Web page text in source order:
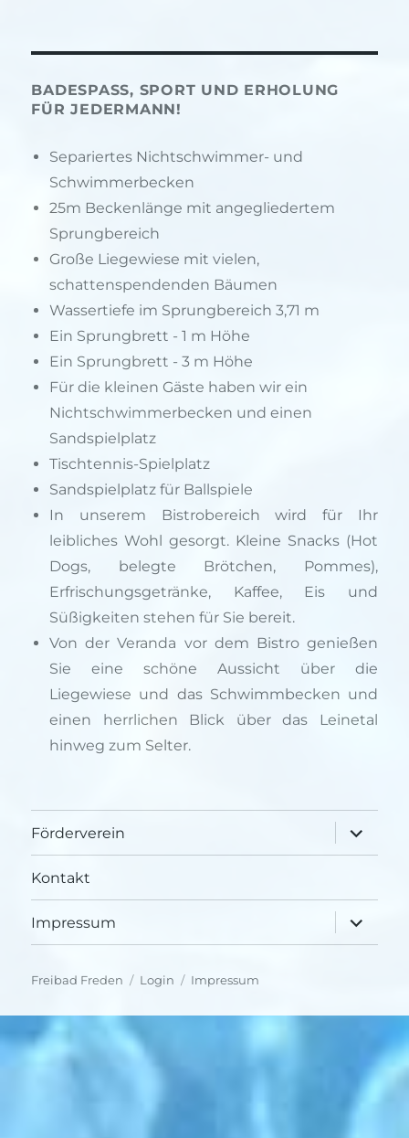
BADESPASS, SPORT UND ERHOLUNG F
ÜR JEDERMANN!
Separiertes Nichtschwimmer- und
Schwimmerbecken
25m Beckenlänge mit angegliedertem
Sprungbereich
Große Liegewiese mit vielen,
schattenspendenden Bäumen
Wassertiefe im Sprungbereich 3,71 m
Ein Sprungbrett - 1 m Höhe
Ein Sprungbrett - 3 m Höhe
Für die kleinen Gäste haben wir ein
Nichtschwimmerbecken und einen
Sandspielplatz
Tischtennis-Spielplatz
Sandspielplatz für Ballspiele
In unserem Bistrobereich wird für Ihr
leibliches Wohl gesorgt. Kleine Snacks (Hot
Dogs, belegte Brötchen, Pommes),
Erfrischungsgetränke, Kaffee, Eis und
Süßigkeiten stehen für Sie bereit.
Von der Veranda vor dem Bistro genießen
Sie eine schöne Aussicht über die
Liegewiese und das Schwimmbecken und
einen herrlichen Blick über das Leinetal
hinweg zum Selter.
Förderverein
öffnen
Kontakt
Impressum
öffnen
Freibad Freden Login Impressum